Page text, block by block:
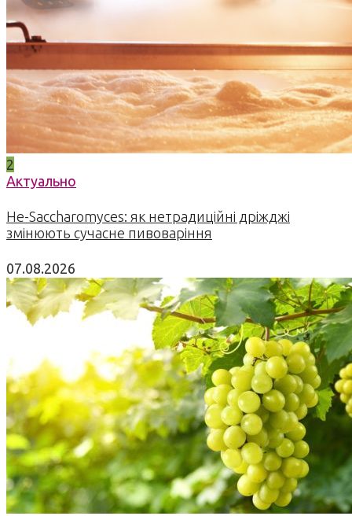
2
Актуально
Не-Saccharomyces: як нетрадиційні дріжджі
змінюють сучасне пивоваріння
07.08.2026